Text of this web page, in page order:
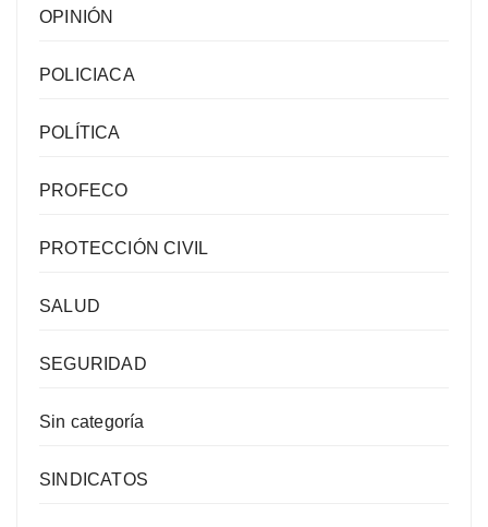
OPINIÓN
POLICIACA
POLÍTICA
PROFECO
PROTECCIÓN CIVIL
SALUD
SEGURIDAD
Sin categoría
SINDICATOS